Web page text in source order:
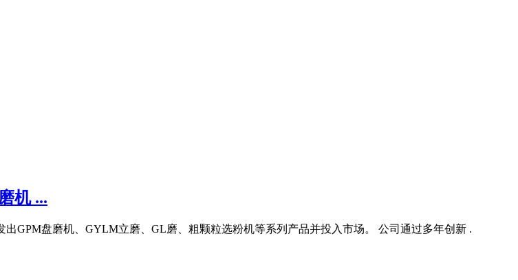
机 ...
GPM盘磨机、GYLM立磨、GL磨、粗颗粒选粉机等系列产品并投入市场。 公司通过多年创新 .